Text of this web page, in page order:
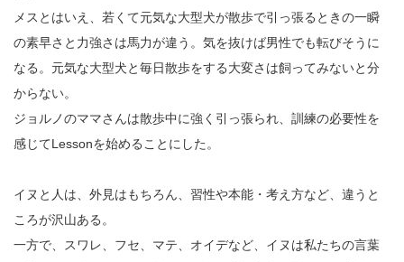
メスとはいえ、若くて元気な大型犬が散歩で引っ張るときの一瞬
の素早さと力強さは馬力が違う。気を抜けば男性でも転びそうに
なる。元気な大型犬と毎日散歩をする大変さは飼ってみないと分
からない。
ジョルノのママさんは散歩中に強く引っ張られ、訓練の必要性を
感じてLessonを始めることにした。
イヌと人は、外見はもちろん、習性や本能・考え方など、違うと
ころが沢山ある。
一方で、スワレ、フセ、マテ、オイデなど、イヌは私たちの言葉